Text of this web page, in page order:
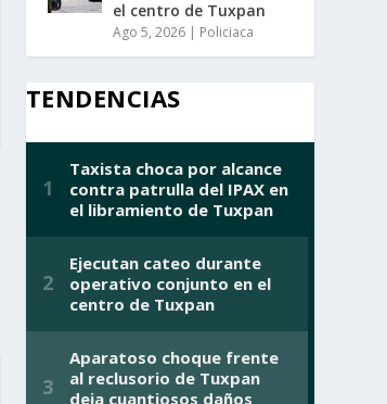
el centro de Tuxpan
Ago 5, 2026| Policiaca
TENDENCIAS